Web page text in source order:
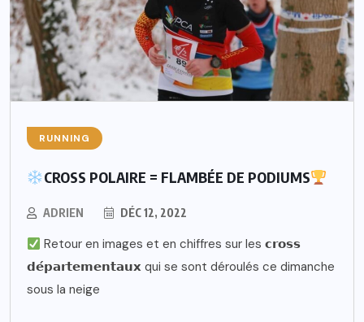
RUNNING
CROSS POLAIRE = FLAMBÉE DE PODIUMS
ADRIEN DÉC 12, 2022
Retour en images et en chiffres sur les 𝗰𝗿𝗼𝘀𝘀
𝗱𝗲́𝗽𝗮𝗿𝘁𝗲𝗺𝗲𝗻𝘁𝗮𝘂𝘅 qui se sont déroulés ce dimanche
sous la neige